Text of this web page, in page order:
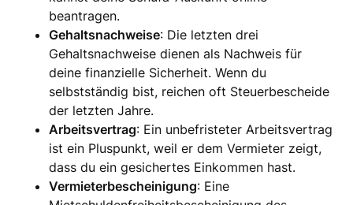
beantragen.
Gehaltsnachweise: Die letzten drei
Gehaltsnachweise dienen als Nachweis für
deine finanzielle Sicherheit. Wenn du
selbstständig bist, reichen oft Steuerbescheide
der letzten Jahre.
Arbeitsvertrag: Ein unbefristeter Arbeitsvertrag
ist ein Pluspunkt, weil er dem Vermieter zeigt,
dass du ein gesichertes Einkommen hast.
Vermieterbescheinigung: Eine